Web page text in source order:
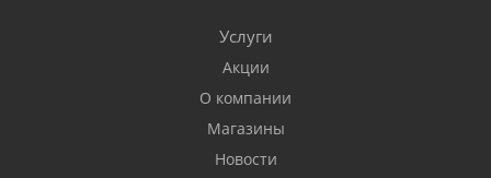
Услуги
Акции
О компании
Магазины
Новости